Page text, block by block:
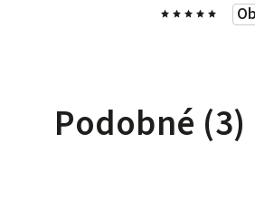
Podobné (3)